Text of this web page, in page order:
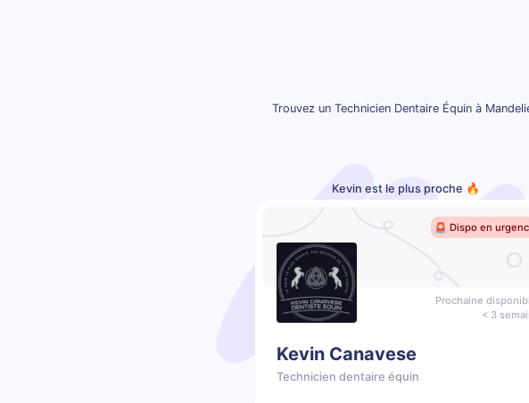
Trouvez un Technicien Dentaire Équin à
Kevin est le plus proche 🔥
🚨 Dispo en
Prochaine
< 3
Kevin Canavese
Technicien dentaire équin